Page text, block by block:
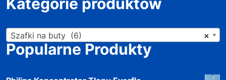
Kategorie produktów
×
Szafki na buty (6)
Popularne Produkty